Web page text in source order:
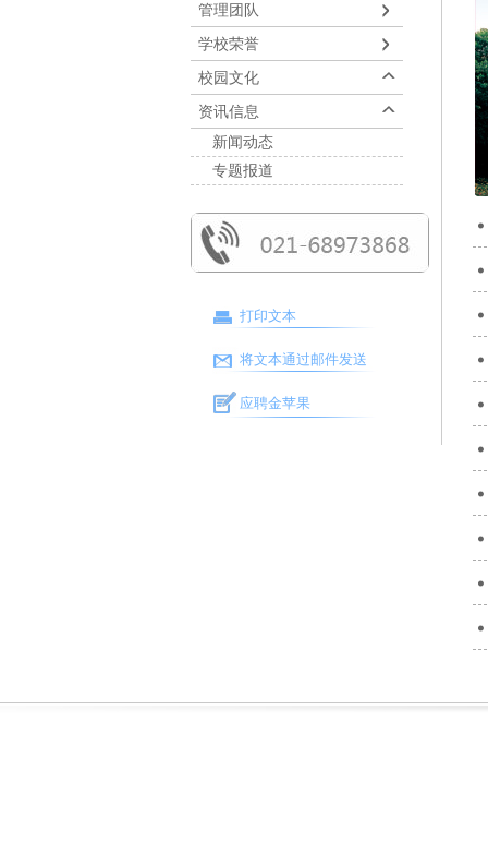
管理团队
学校荣誉
校园文化
资讯信息
新闻动态
专题报道
打印文本
将文本通过邮件发送
应聘金苹果